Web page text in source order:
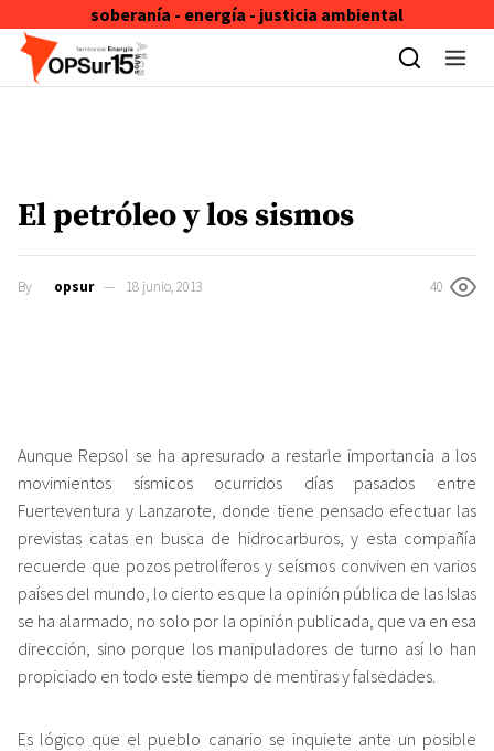
soberanía - energía - justicia ambiental
Skip to content
El petróleo y los sismos
By opsur 18 junio, 2013 40
Aunque Repsol se ha apresurado a restarle importancia a los
movimientos sísmicos ocurridos días pasados entre
Fuerteventura y Lanzarote, donde tiene pensado efectuar las
previstas catas en busca de hidrocarburos, y esta compañía
recuerde que pozos petrolíferos y seísmos conviven en varios
países del mundo, lo cierto es que la opinión pública de las Islas
se ha alarmado, no solo por la opinión publicada, que va en esa
dirección, sino porque los manipuladores de turno así lo han
propiciado en todo este tiempo de mentiras y falsedades.
Es lógico que el pueblo canario se inquiete ante un posible